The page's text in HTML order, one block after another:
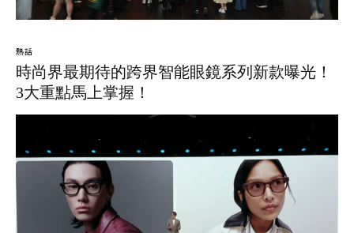
熱話
時尚界最期待的跨界智能眼鏡系列新款曝光！
3大重點馬上掌握！